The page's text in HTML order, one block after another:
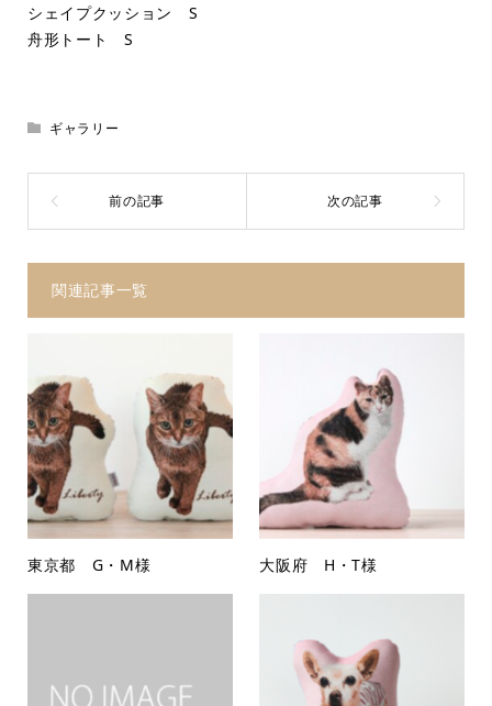
シェイプクッション S
舟形トート S
ギャラリー
関連記事一覧
東京都 G・M様 大阪府 H・T様